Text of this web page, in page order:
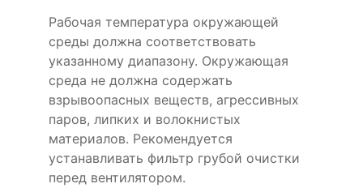
Рабочая температура окружающей
среды должна соответствовать
указанному диапазону. Окружающая
среда не должна содержать
взрывоопасных веществ, агрессивных
паров, липких и волокнистых
материалов. Рекомендуется
устанавливать фильтр грубой очистки
перед вентилятором.